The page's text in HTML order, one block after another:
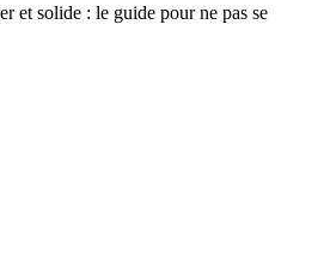
et solide : le guide pour ne pas se